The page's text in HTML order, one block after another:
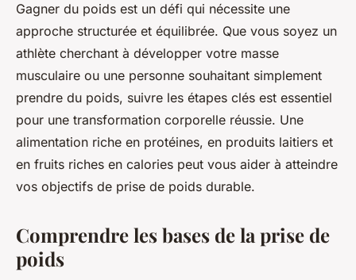
Gagner du poids est un défi qui nécessite une
approche structurée et équilibrée. Que vous soyez un
athlète cherchant à développer votre masse
musculaire ou une personne souhaitant simplement
prendre du poids, suivre les étapes clés est essentiel
pour une transformation corporelle réussie. Une
alimentation riche en protéines, en produits laitiers et
en fruits riches en calories peut vous aider à atteindre
vos objectifs de prise de poids durable.
Comprendre les bases de la prise de
poids